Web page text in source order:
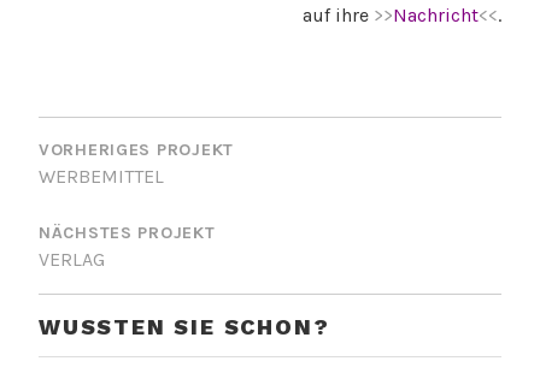
auf ihre >>Nachricht<<.
e
r
s
h
l
a
g
w
BEITRAGSNAVIGATION
VORHERIGES PROJEKT
WERBEMITTEL
NÄCHSTES PROJEKT
VERLAG
WUSSTEN SIE SCHON?